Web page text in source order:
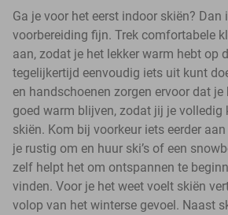
Ga je voor het eerst indoor skiën? Dan
voorbereiding fijn. Trek comfortabele
aan, zodat je het lekker warm hebt op
tegelijkertijd eenvoudig iets uit kunt
en handschoenen zorgen ervoor dat je
goed warm blijven, zodat jij je volledig
skiën. Kom bij voorkeur iets eerder
je rustig om en huur ski’s of een
zelf helpt het om ontspannen te
vinden. Voor je het weet voelt skiën
volop van het winterse gevoel. Naast